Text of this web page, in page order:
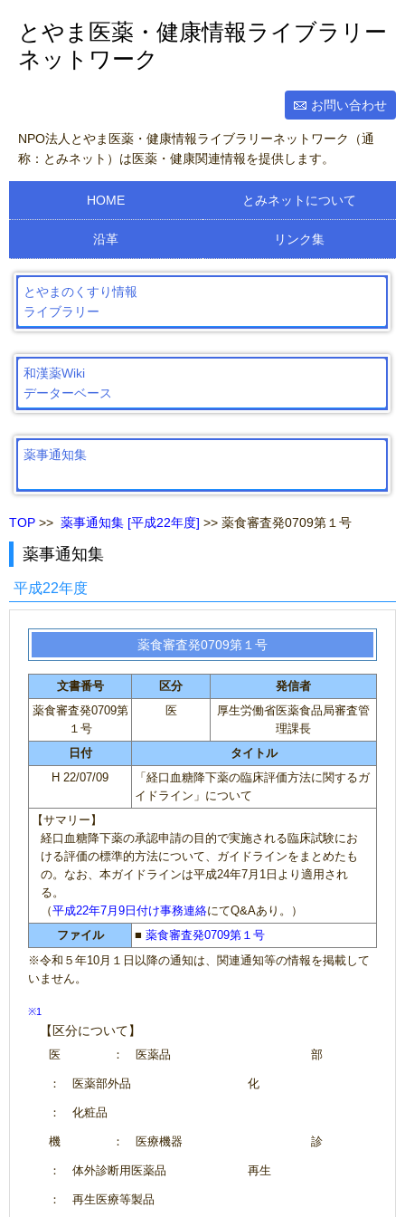
とやま医薬・健康情報ライブラリー
ネットワーク
お問い合わせ
NPO法人とやま医薬・健康情報ライブラリーネットワーク（通
称：とみネット）は医薬・健康関連情報を提供します。
HOME とみネットについて
沿革 リンク集
とやまのくすり情報
ライブラリー
和漢薬Wiki
データーベース
薬事通知集
TOP >> 薬事通知集 [平成22年度] >> 薬食審査発0709第１号
薬事通知集
平成22年度
薬食審査発0709第１号
文書番号 区分
発信者
薬食審査発0709第
１号
医
厚生労働省医薬食品局審査管
理課長
日付
タイトル
H 22/07/09
「経口血糖降下薬の臨床評価方法に関するガ
イドライン」について
【サマリー】
経口血糖降下薬の承認申請の目的で実施される臨床試験にお
ける評価の標準的方法について、ガイドラインをまとめたも
の。なお、本ガイドラインは平成24年7月1日より適用され
る。
（平成22年7月9日付け事務連絡にてQ&Aあり。）
ファイル
■ 薬食審査発0709第１号
※令和５年10月１日以降の通知は、関連通知等の情報を掲載して
いません。
※1
【区分について】
医 ： 医薬品 部
： 医薬部外品 化
： 化粧品
機 ： 医療機器 診
： 体外診断用医薬品 再生
： 再生医療等製品